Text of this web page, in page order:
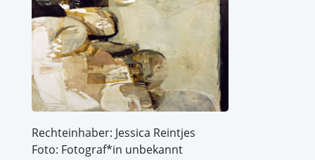
Rechteinhaber: Jessica Reintjes
Foto: Fotograf*in unbekannt